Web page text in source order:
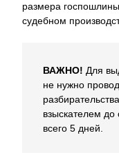
размера
судебном
ВАЖНО! Для
не нужно
взыскателем до
всего 5 дней.